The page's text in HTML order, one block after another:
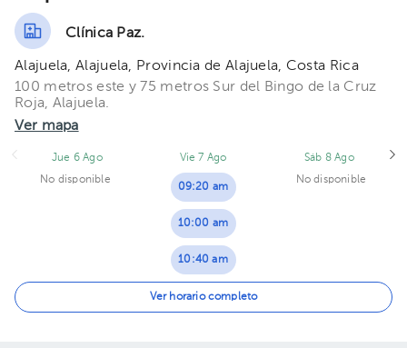
Clínica Paz.
Alajuela, Alajuela, Provincia de Alajuela, Costa Rica
100 metros este y 75 metros Sur del Bingo de la Cruz
Roja, Alajuela.
Ver mapa
Jue 6 Ago
No disponible
Vie 7 Ago
09:20 am
10:00 am
10:40 am
11:20 am
Sáb 8 Ago
No disponible
Ver horario completo